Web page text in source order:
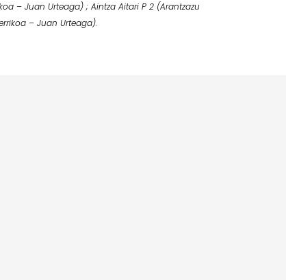
– Juan Urteaga) ; Aintza Aitari P 2 (Arantzazu
– Juan Urteaga).